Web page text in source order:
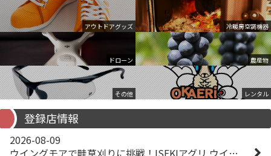
アウトドアグッズ 冷暖房空調機器
ドローン 農産物
その他 レンタル
登録店情報
2026-08-09
ウイングモアで畦草刈りに挑戦！ISEKIアグリ ウイングモア WM746AF